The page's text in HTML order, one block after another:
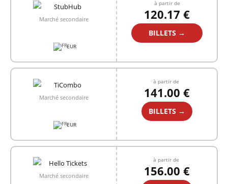
Marché secondaire
EUR
à partir de
120.17 €
BILLETS →
Marché secondaire
EUR
à partir de
141.00 €
BILLETS →
Marché secondaire
à partir de
156.00 €